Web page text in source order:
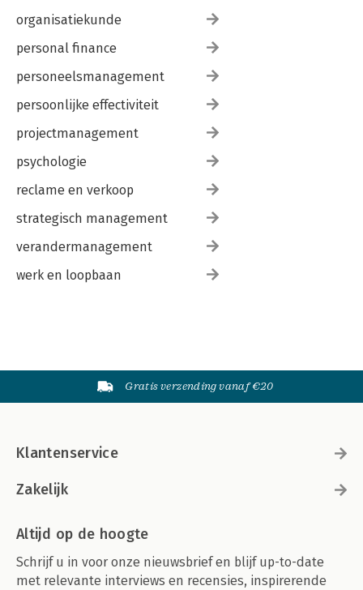
organisatiekunde
personal finance
personeelsmanagement
persoonlijke effectiviteit
projectmanagement
psychologie
reclame en verkoop
strategisch management
verandermanagement
werk en loopbaan
Gratis verzending vanaf €20
Klantenservice
Zakelijk
Altijd op de hoogte
Schrijf u in voor onze nieuwsbrief en blijf up-to-date
met relevante interviews en recensies, inspirerende